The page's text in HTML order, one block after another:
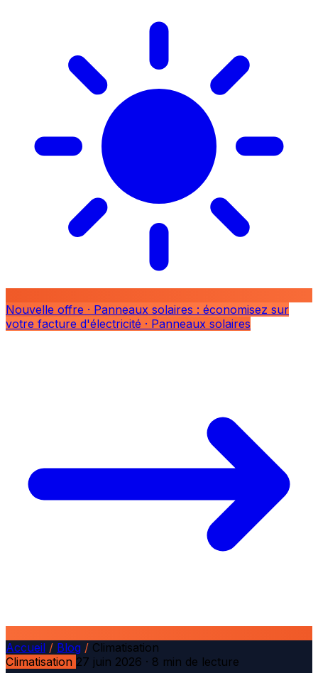
Nouvelle offre · Panneaux solaires : économisez sur
votre facture d'électricité · Panneaux solaires
Accueil / Blog / Climatisation
Climatisation 27 juin 2026 · 8 min de lecture